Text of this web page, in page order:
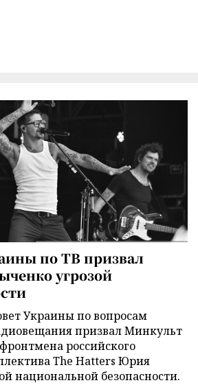
по ТВ призвал
угрозой
Украины по вопросам
призвал Минкульт
российского
The Hatters Юрия
национальной безопасности.